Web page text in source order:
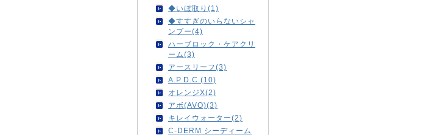
◆いぼ取り(1)
◆すすぎのいらないシャ
ンプー(4)
ハーブロック・ケアクリ
ーム(3)
アースリーフ(3)
A.P.D.C.(10)
オレンジX(2)
アボ(AVO)(3)
キレイウォーター(2)
C-DERM シーディーム